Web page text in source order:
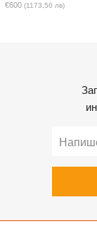
€600(1173,50 лв)